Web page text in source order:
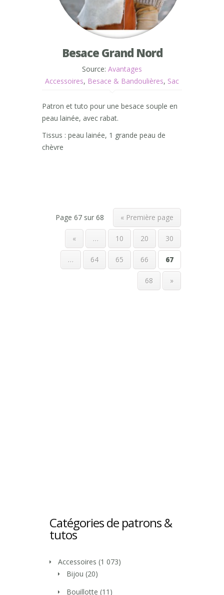
Besace Grand Nord
Source: Avantages
Accessoires, Besace & Bandoulières, Sac
Patron et tuto pour une besace souple en
peau lainée, avec rabat.
Tissus : peau lainée, 1 grande peau de
chèvre
Page 67 sur 68 « Première page
« … 10 20 30
… 64 65 66 67
68 »
Catégories de patrons &
tutos
Accessoires (1 073)
Bijou (20)
Bouillotte (11)